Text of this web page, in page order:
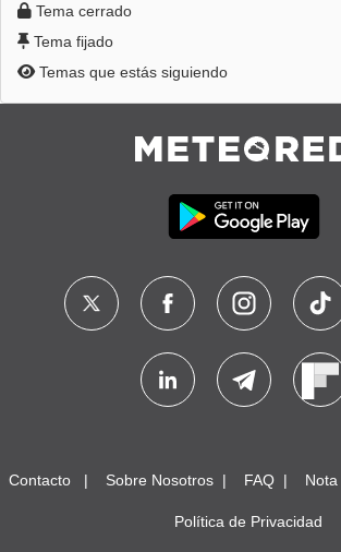
Tema cerrado
Tema fijado
Temas que estás siguiendo
Contacto Sobre Nosotros FAQ
Política de Privacidad